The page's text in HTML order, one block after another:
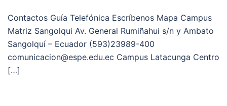
Contactos Guía Telefónica Escríbenos Mapa Campus
Matriz Sangolqui Av. General Rumiñahui s/n y Ambato
Sangolquí – Ecuador (593)23989-400
comunicacion@espe.edu.ec Campus Latacunga Centro
[…]